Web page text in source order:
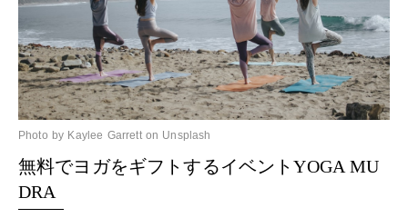
Photo by Kaylee Garrett on Unsplash
無料でヨガをギフトするイベントYOGA MU
DRA